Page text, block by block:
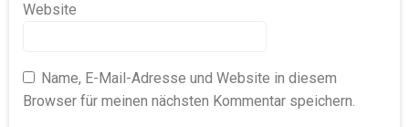
Website
Name, E-Mail-Adresse und Website in diesem
Browser für meinen nächsten Kommentar speichern.